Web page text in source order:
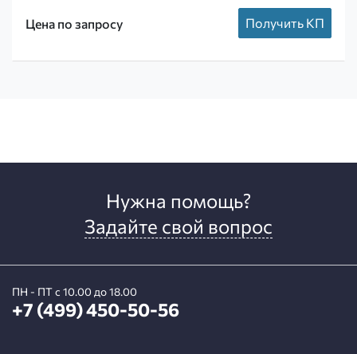
Цена по запросу Получить КП
Нужна помощь?
Задайте свой вопрос
ПН - ПТ с 10.00 до 18.00
+7 (499) 450-50-56